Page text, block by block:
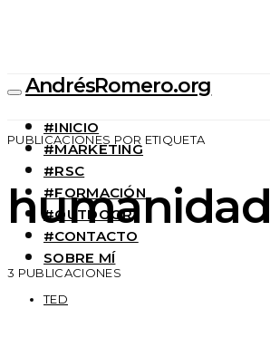
AndrésRomero.org
#INICIO
#MARKETING
#RSC
#FORMACIÓN
#OUTDOOR
#CONTACTO
SOBRE MÍ
PUBLICACIONES POR ETIQUETA
humanidad
3 PUBLICACIONES
TED